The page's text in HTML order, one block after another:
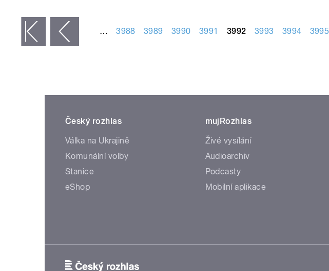
‹ předchozí … 3988 3989 3990 3991 3992 3993 3994 3995
Český rozhlas
Válka na Ukrajině
Komunální volby
Stanice
eShop
mujRozhlas
Živé vysílání
Audioarchiv
Podcasty
Mobilní aplikace